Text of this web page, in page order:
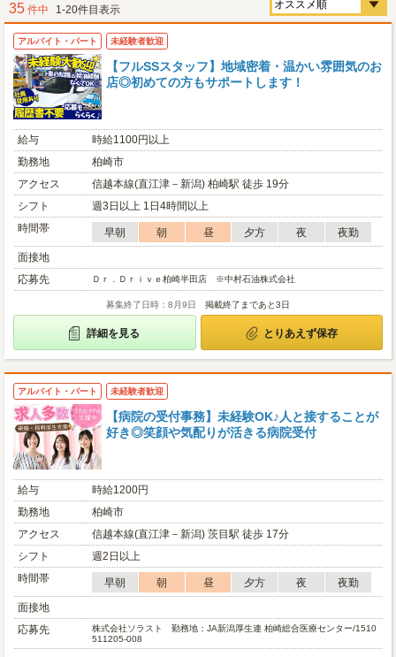
35 件中 1-20件目表示
アルバイト・パート 未経験者歓迎
【フルSSスタッフ】地域密着・温かい雰囲気のお
店◎初めての方もサポートします！
給与
時給1100円以上
勤務地
柏崎市
アクセス
信越本線(直江津－新潟) 柏崎駅 徒歩 19分
シフト
週3日以上 1日4時間以上
時間帯
早朝 朝 昼 夕方 夜
夜勤
面接地
応募先
Ｄｒ．Ｄｒｉｖｅ柏崎半田店 ※中村石油株式会社
募集終了日時：8月9日 掲載終了まであと3日
詳細を見る とりあえず保存
アルバイト・パート 未経験者歓迎
【病院の受付事務】未経験OK♪人と接することが
好き◎笑顔や気配りが活きる病院受付
給与
時給1200円
勤務地
柏崎市
アクセス
信越本線(直江津－新潟) 茨目駅 徒歩 17分
シフト
週2日以上
時間帯
早朝 朝 昼 夕方 夜
夜勤
面接地
応募先
株式会社ソラスト 勤務地：JA新潟厚生連 柏崎総合医療センター/1510
511205-008